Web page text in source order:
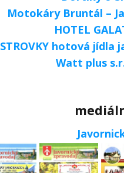
Motokáry Bruntál –
HOTEL
hotová jídla
Watt plus